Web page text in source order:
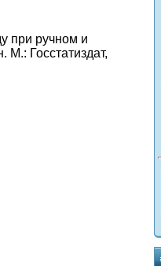
при ручном и
Госстатиздат,